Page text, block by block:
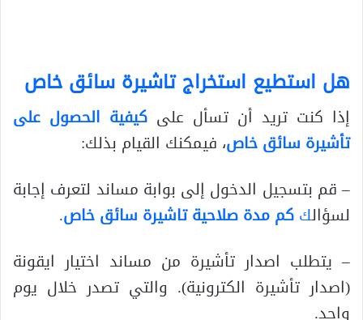
هل استطيع استخراج تاشيرة سائق خاص
إذا كنت تريد أن تسأل على كيفية الحصول على
تأشيرة سائق خاص، فيمكنك القيام بذلك:
– قم بتسجيل الدخول إلى بوابة مساند لتعرف إجابة
لسؤالككم مدة صلاحية تاشيرة سائق خاص.
– يتطلب اصدار تأشيرة من مساند اختيار ايقونة
(اصدار تأشيرة الكترونية). والتي تصدر خلال يوم
واحد.